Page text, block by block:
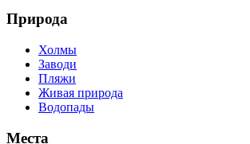
Природа
Холмы
Заводи
Пляжи
Живая природа
Водопады
Места